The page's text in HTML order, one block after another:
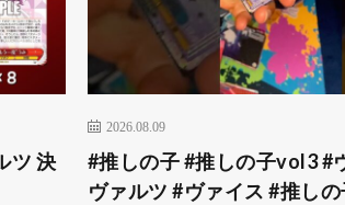
ツ 決
2026.08.09
#推しの子 #推しの子vol3 #
ヴァルツ #ヴァイス #推し